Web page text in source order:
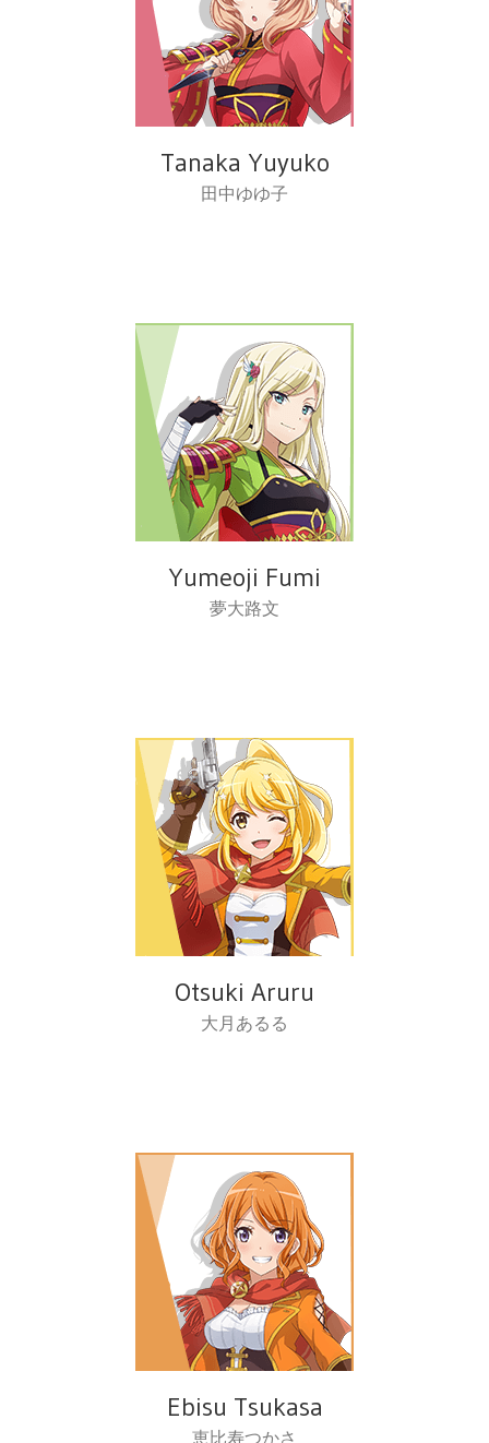
Tanaka Yuyuko
田中ゆゆ子
Yumeoji Fumi
夢大路文
Otsuki Aruru
大月あるる
Ebisu Tsukasa
恵比寿つかさ